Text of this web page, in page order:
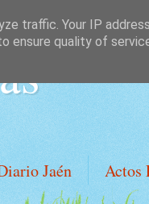
Jaén Actos
traffic. Your IP
ensure quality of